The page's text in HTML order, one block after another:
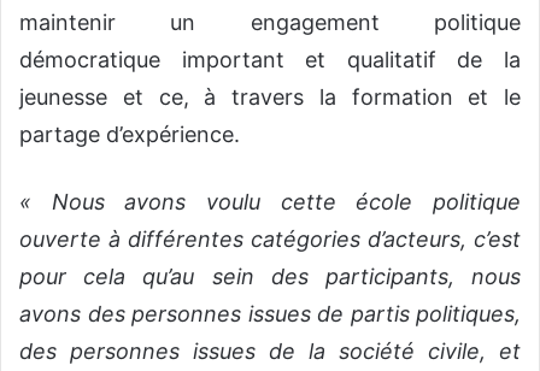
maintenir un engagement politique
démocratique important et qualitatif de la
jeunesse et ce, à travers la formation et le
partage d’expérience.
« Nous avons voulu cette école politique
ouverte à différentes catégories d’acteurs, c’est
pour cela qu’au sein des participants, nous
avons des personnes issues de partis politiques,
des personnes issues de la société civile, et